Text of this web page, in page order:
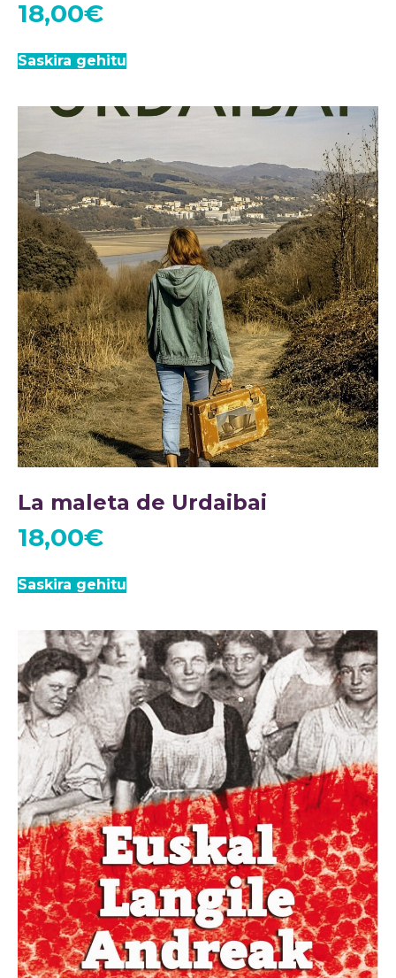
18,00€
Saskira gehitu
La maleta de Urdaibai
18,00€
Saskira gehitu